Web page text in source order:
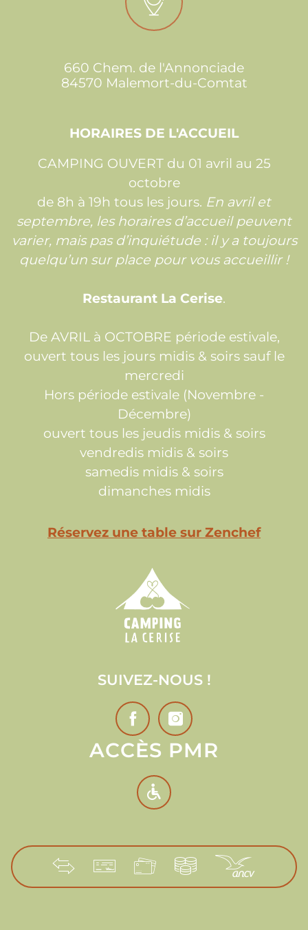
660 Chem. de l'Annonciade
84570 Malemort-du-Comtat
HORAIRES DE L'ACCUEIL
CAMPING OUVERT du 01 avril au 25
octobre
de 8h à 19h tous les jours. En avril et
septembre, les horaires d’accueil peuvent
varier, mais pas d’inquiétude : il y a toujours
quelqu’un sur place pour vous accueillir !
Restaurant La Cerise.
De AVRIL à OCTOBRE période estivale,
ouvert tous les jours midis & soirs sauf le
mercredi
Hors période estivale (Novembre -
Décembre)
ouvert tous les jeudis midis & soirs
vendredis midis & soirs
samedis midis & soirs
dimanches midis
Réservez une table sur Zenchef
SUIVEZ-NOUS !
ACCÈS PMR